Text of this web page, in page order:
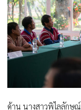
ด้าน นางสาวพิไลลักษ